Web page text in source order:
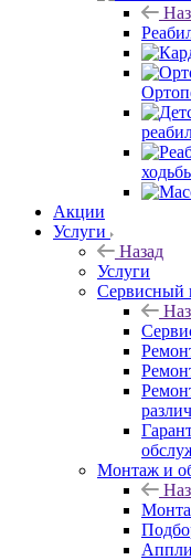
Акции
Услуги
Назад
Услуги
Сервисный
Монтаж и